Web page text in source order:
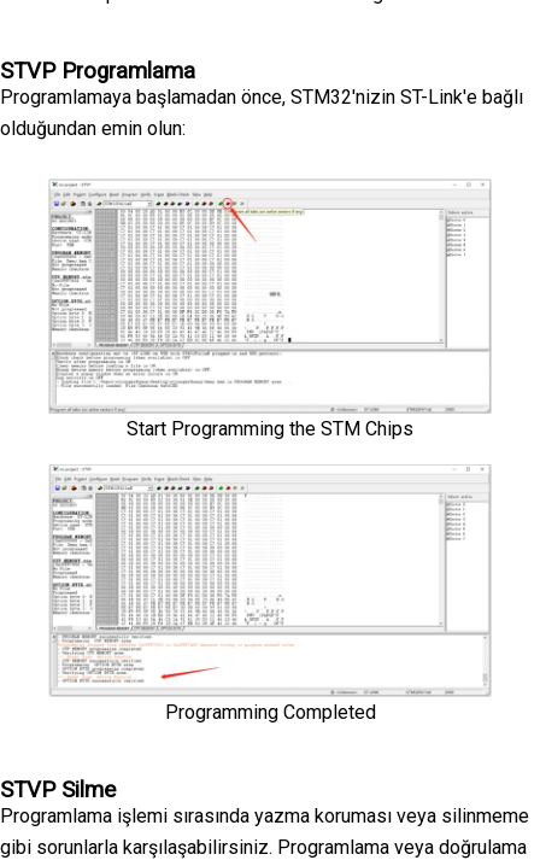
STVP Programlama
Programlamaya başlamadan önce, STM32'nizin ST-Link'e bağlı
olduğundan emin olun:
Start Programming the STM Chips
Programming Completed
STVP Silme
Programlama işlemi sırasında yazma koruması veya silinmeme
gibi sorunlarla karşılaşabilirsiniz. Programlama veya doğrulama